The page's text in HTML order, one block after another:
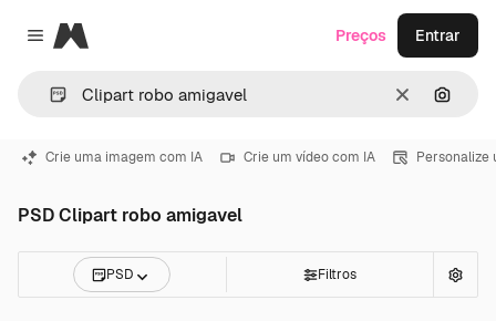
Close menu
Magnific
Limpar
Preços Entrar
Crie uma imagem com IA Crie um vídeo com IA Personalize
PSD Clipart robo amigavel
PSD Filtros